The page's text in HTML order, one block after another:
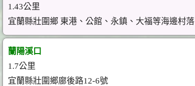
1.43公里
宜蘭縣壯圍鄉 東港、公館、永鎮、大福等海邊村落
蘭陽溪口
1.7公里
宜蘭縣壯圍鄉廍後路12-6號